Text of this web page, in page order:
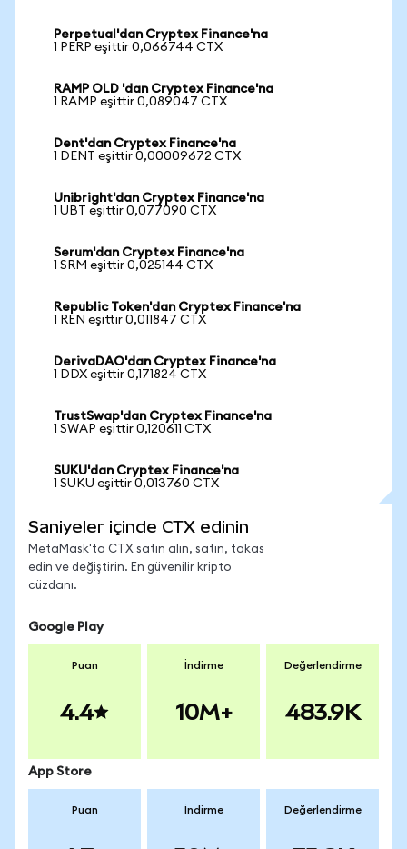
Perpetual'dan Cryptex Finance'na
1 PERP eşittir 0,066744 CTX
RAMP OLD 'dan Cryptex Finance'na
1 RAMP eşittir 0,089047 CTX
Dent'dan Cryptex Finance'na
1 DENT eşittir 0,00009672 CTX
Unibright'dan Cryptex Finance'na
1 UBT eşittir 0,077090 CTX
Serum'dan Cryptex Finance'na
1 SRM eşittir 0,025144 CTX
Republic Token'dan Cryptex Finance'na
1 REN eşittir 0,011847 CTX
DerivaDAO'dan Cryptex Finance'na
1 DDX eşittir 0,171824 CTX
TrustSwap'dan Cryptex Finance'na
1 SWAP eşittir 0,120611 CTX
SUKU'dan Cryptex Finance'na
1 SUKU eşittir 0,013760 CTX
Saniyeler içinde CTX edinin
MetaMask'ta CTX satın alın, satın, takas
edin ve değiştirin. En güvenilir kripto
cüzdanı.
Google Play
Puan
4.4
İndirme
10M+
Değerlendirme
483.9K
App Store
Puan İndirme Değerlendirme